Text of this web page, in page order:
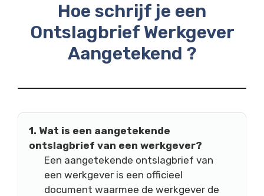
Hoe schrijf je een
Ontslagbrief Werkgever
Aangetekend ?
1. Wat is een aangetekende
ontslagbrief van een werkgever?
Een aangetekende ontslagbrief van
een werkgever is een officieel
document waarmee de werkgever de